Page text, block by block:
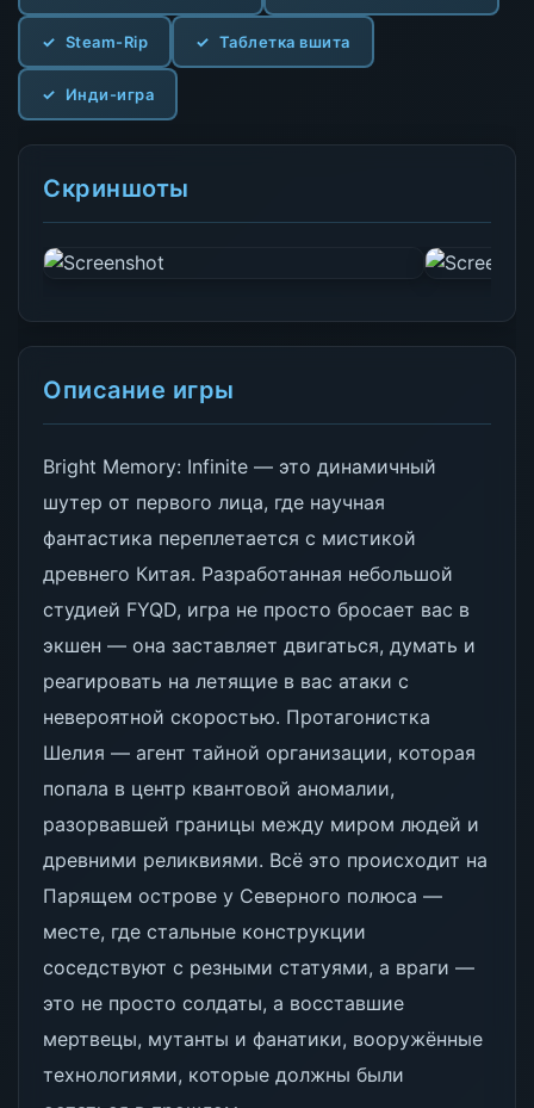
Steam-Rip Таблетка вшита
Инди-игра
Скриншоты
Описание игры
Bright Memory: Infinite — это динамичный
шутер от первого лица, где научная
фантастика переплетается с мистикой
древнего Китая. Разработанная небольшой
студией FYQD, игра не просто бросает вас в
экшен — она заставляет двигаться, думать и
реагировать на летящие в вас атаки с
невероятной скоростью. Протагонистка
Шелия — агент тайной организации, которая
попала в центр квантовой аномалии,
разорвавшей границы между миром людей и
древними реликвиями. Всё это происходит на
Парящем острове у Северного полюса —
месте, где стальные конструкции
соседствуют с резными статуями, а враги —
это не просто солдаты, а восставшие
мертвецы, мутанты и фанатики, вооружённые
технологиями, которые должны были